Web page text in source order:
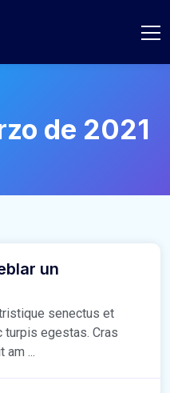
de 2021
un
senectus et
turpis egestas. Cras
am ...